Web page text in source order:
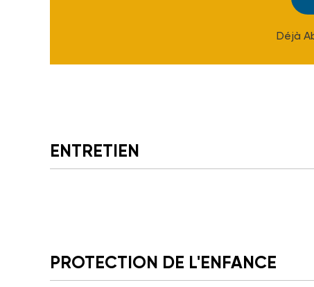
Déjà
ENTRETIEN
PROTECTION DE L'ENFANCE